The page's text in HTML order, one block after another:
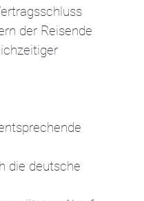
der Reisende
die deutsche